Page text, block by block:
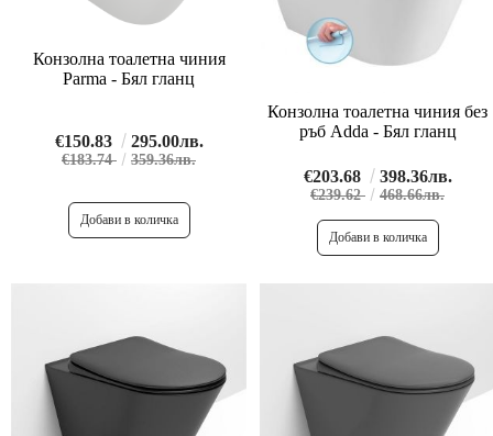
Конзолна тоалетна чиния
Parma - Бял гланц
€150.83 295.00лв.
€183.74 359.36лв.
Конзолна тоалетна чиния без
ръб Adda - Бял гланц
€203.68 398.36лв.
€239.62 468.66лв.